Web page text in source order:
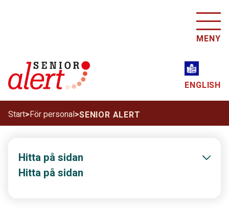
ENGLISH
MENY
Start>För personal>SENIOR ALERT
Hitta på sidan
Hitta på sidan